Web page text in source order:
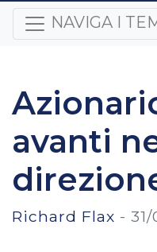
NAVIGA I
avanti
Richard Flax -